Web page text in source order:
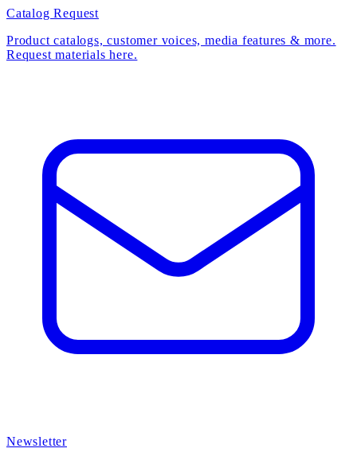
Catalog Request
Product catalogs, customer voices, media features & more.
Request materials here.
Newsletter